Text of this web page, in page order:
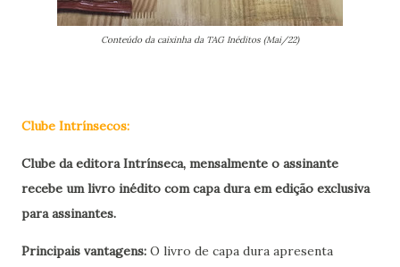
Conteúdo da caixinha da TAG Inéditos (Mai/22)
Clube Intrínsecos:
Clube da editora Intrínseca, mensalmente o assinante
recebe um livro inédito com capa dura em edição exclusiva
para assinantes.
Principais vantagens: O livro de capa dura apresenta